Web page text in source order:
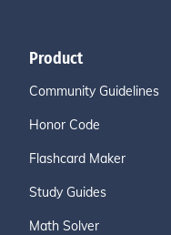
Product
Community Guidelines
Honor Code
Flashcard Maker
Study Guides
Math Solver